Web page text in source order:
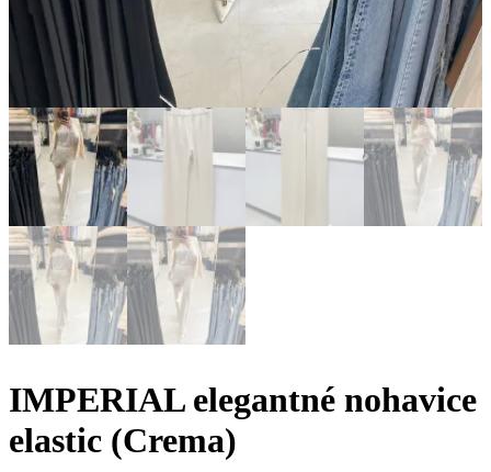
IMPERIAL elegantné nohavice
elastic (Crema)